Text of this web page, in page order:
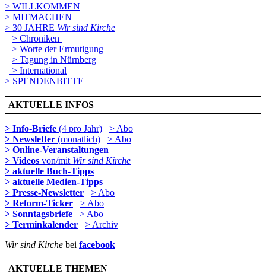
> WILLKOMMEN
> MITMACHEN
> 30 JAHRE Wir sind Kirche
> Chroniken
> Worte der Ermutigung
> Tagung in Nürnberg
> International
> SPENDENBITTE
AKTUELLE INFOS
> Info-Briefe (4 pro Jahr)
> Abo
> Newsletter (monatlich)
> Abo
> Online-Veranstaltungen
> Videos von/mit Wir sind Kirche
> aktuelle Buch-Tipps
> aktuelle Medien-Tipps
> Presse-Newsletter
> Abo
> Reform-Ticker
> Abo
> Sonntagsbriefe
> Abo
> Terminkalender
> Archiv
Wir sind Kirche bei facebook
AKTUELLE THEMEN